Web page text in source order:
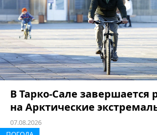
В Тарко-Сале завершается
на Арктические
07.08.2026